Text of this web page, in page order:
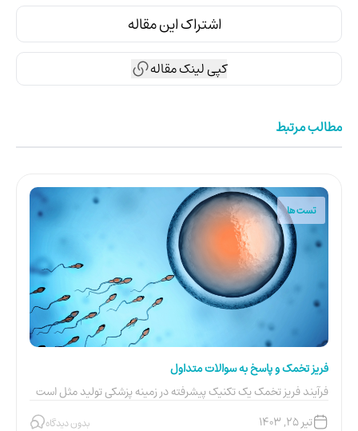
اشتراک این مقاله
کپی لینک مقاله
مطالب مرتبط
تست ها
فریز تخمک و پاسخ به سوالات متداول
فرآیند فریز تخمک یک تکنیک پیشرفته در زمینه پزشکی تولید مثل است
تیر ۲۵, ۱۴۰۳ بدون دیدگاه